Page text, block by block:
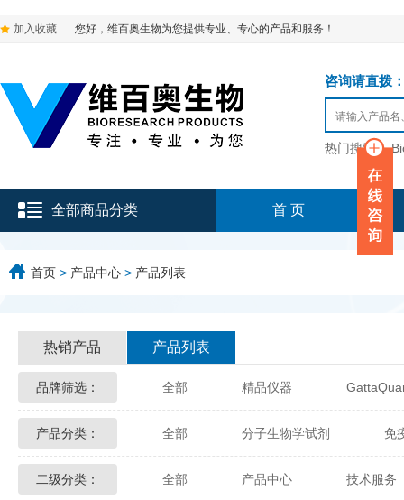
加入收藏 您好，维百奥生物为您提供专业、专心的产品和服务！
咨询请直拨
热门搜索：
全部商品分类 首 页
首页 > 产品中心 > 产品列表
热销产品 产品列表
品牌筛选： 全部 精品仪器
Glycon Biochem Sterlitech
Echelon Biosciences Verichem
产品分类： 全部 分子生物学试剂 免
化学及生物化学试剂 材料学试剂
二级分类： 全部 产品中心 技术服务